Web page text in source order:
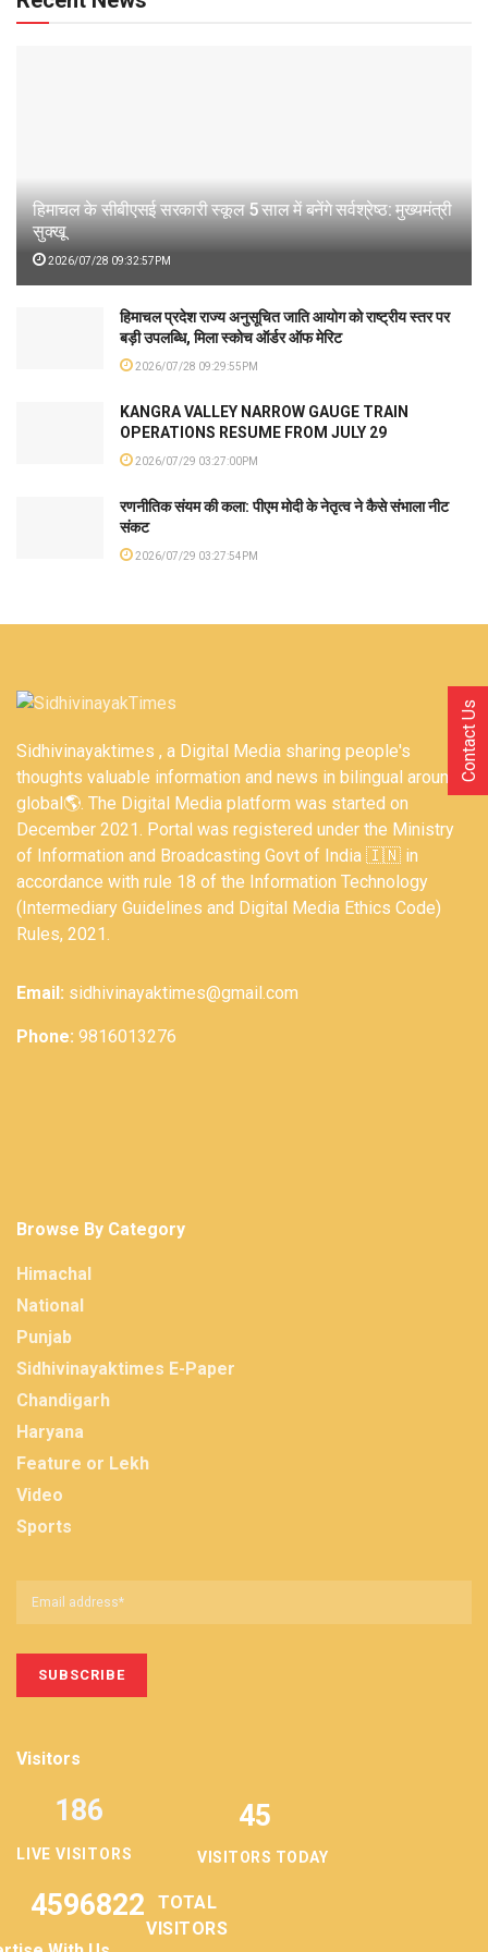
हिमाचल के सीबीएसई सरकारी स्कूल 5 साल में बनेंगे सर्वश्रेष्ठ: मुख्यमंत्री
सुक्खू
2026/07/28 09:32:57PM
हिमाचल प्रदेश राज्य अनुसूचित जाति आयोग को राष्ट्रीय स्तर पर
बड़ी उपलब्धि, मिला स्कोच ऑर्डर ऑफ मेरिट
2026/07/28 09:29:55PM
KANGRA VALLEY NARROW GAUGE TRAIN
OPERATIONS RESUME FROM JULY 29
2026/07/29 03:27:00PM
रणनीतिक संयम की कला: पीएम मोदी के नेतृत्व ने कैसे संभाला नीट
संकट
2026/07/29 03:27:54PM
Sidhivinayaktimes , a Digital Media sharing people's
thoughts valuable information and news in bilingual around
global🌎. The Digital Media platform was started on
December 2021. Portal was registered under the Ministry
of Information and Broadcasting Govt of India 🇮🇳 in
accordance with rule 18 of the Information Technology
(Intermediary Guidelines and Digital Media Ethics Code)
Rules, 2021.
Email: sidhivinayaktimes@gmail.com
Phone: 9816013276
Browse By Category
Himachal
National
Punjab
Sidhivinayaktimes E-Paper
Chandigarh
Haryana
Feature or Lekh
Video
Sports
Visitors
LIVE VISITORS
186 45
VISITORS TODAY
4596822
TOTAL
VISITORS
Contact Us